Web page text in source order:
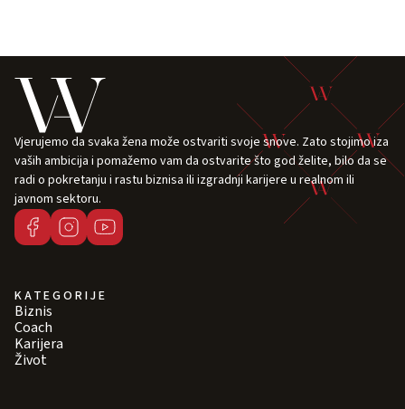
Vjerujemo da svaka žena može ostvariti svoje snove. Zato stojimo iza
vaših ambicija i pomažemo vam da ostvarite što god želite, bilo da se
radi o pokretanju i rastu biznisa ili izgradnji karijere u realnom ili
javnom sektoru.
KATEGORIJE
Biznis
Coach
Karijera
Život